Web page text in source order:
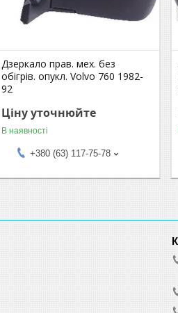
Дзеркало прав. мех. без
обігрів. опукл. Volvo 760 1982-
92
Ціну уточнюйте
В наявності
+380 (63) 117-75-78